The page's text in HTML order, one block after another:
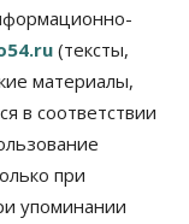
движения к
закрыли на
(тексты,
материалы,
в соответствии
при
упоминании